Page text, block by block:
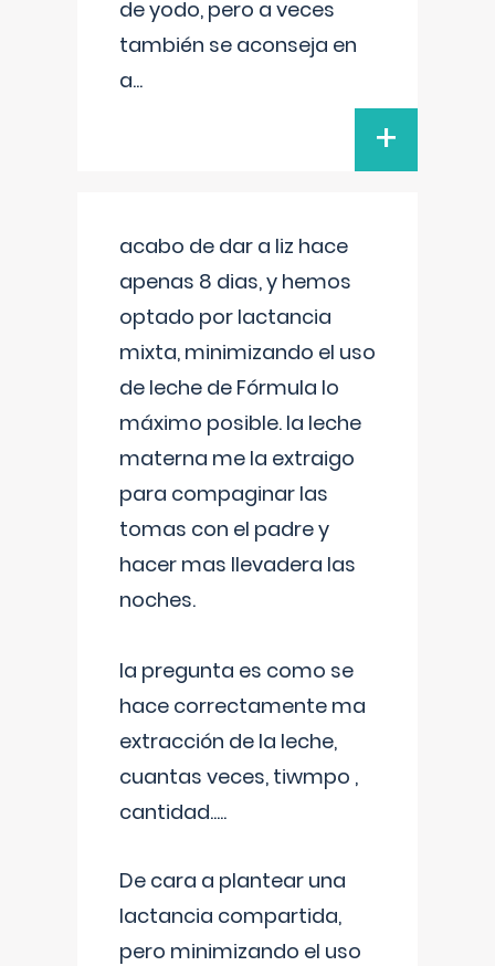
de yodo, pero a veces
también se aconseja en
a...
+
acabo de dar a liz hace
apenas 8 dias, y hemos
optado por lactancia
mixta, minimizando el uso
de leche de Fórmula lo
máximo posible. la leche
materna me la extraigo
para compaginar las
tomas con el padre y
hacer mas llevadera las
noches.
la pregunta es como se
hace correctamente ma
extracción de la leche,
cuantas veces, tiwmpo ,
cantidad.....
De cara a plantear una
lactancia compartida,
pero minimizando el uso